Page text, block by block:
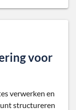
voor
verwerken en
structureren